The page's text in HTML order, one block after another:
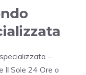
–
Il Sole 24 Ore o